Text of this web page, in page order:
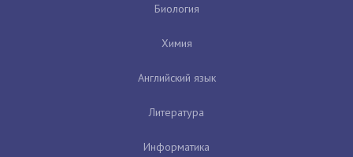
Биология
Химия
Английский язык
Литература
Информатика